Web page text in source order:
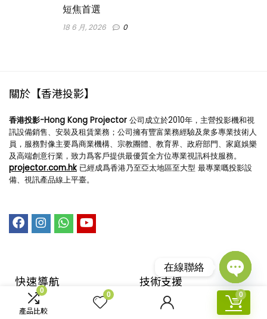
0
產品比較
0 0
短焦首選
18 6 月, 2026 0
關於【香港投影】
香港投影-Hong Kong Projector 公司成立於2010年，主營投影機和視
訊設備銷售、安裝及租賃業務；公司擁有豐富業務經驗及衆多專業技術人
員，服務對像主要爲商業機構、宗教團體、教育界、政府部門、家庭娛樂
及高端創意行業，致力爲客戶提供最優質全方位專業視訊科技服務。
projector.com.hk 已經成爲香港乃至亞太地區至大型 最專業嘅投影設
備、視訊產品線上平臺。
快速導航
回到首頁
技術支援​
購物指引
在線聯絡
Open
chaty